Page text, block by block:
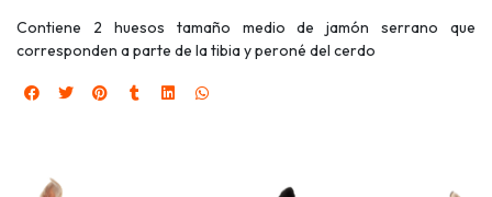
Contiene 2 huesos tamaño medio de jamón serrano que
corresponden a parte de la tibia y peroné del cerdo